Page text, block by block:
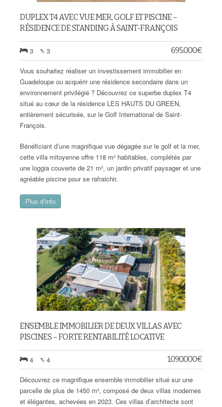
DUPLEX T4 AVEC VUE MER, GOLF ET PISCINE –
RÉSIDENCE DE STANDING À SAINT-FRANÇOIS
3 3 695.000€
Vous souhaitez réaliser un investissement immobilier en
Guadeloupe ou acquérir une résidence secondaire dans un
environnement privilégié ? Découvrez ce superbe duplex T4
situé au cœur de la résidence LES HAUTS DU GREEN,
entièrement sécurisée, sur le Golf International de Saint-
François.
Bénéficiant d’une magnifique vue dégagée sur le golf et la mer,
cette villa mitoyenne offre 118 m² habitables, complétés par
une loggia couverte de 21 m², un jardin privatif paysager et une
agréable piscine pour se rafraichir.
Plus d’info
ENSEMBLE IMMOBILIER DE DEUX VILLAS AVEC
PISCINES – FORTE RENTABILITÉ LOCATIVE
4 4 1.090.000€
Découvrez ce magnifique ensemble immobilier situé sur une
parcelle de plus de 1450 m², composé de deux villas modernes
et élégantes, achevées en 2023. Ces villas d’architecte sont